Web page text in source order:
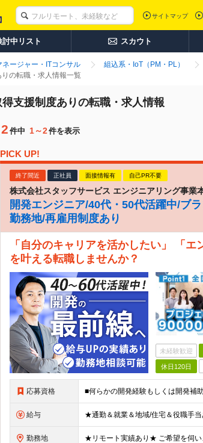
サイトマップ
討中リスト スカウト
ネージャー・ITコンサル 組込系・IoT（PM・PL）
の転職・求人情報一覧
支援制度ありの転職・求人情報
2 件中 1～2件を表示
PICK UP!
終了間近 正社員 面接情報有 自己PR不要
株式会社スタッフサービス エンジニアリング事業
開発エンジニア/40代・50代活躍中/ブ
勤務地/再雇用制度あり
「自分のキャリアを活かしたい」 「
を叶える転職しませんか？
未経験歓迎
休日120日
応募資格
給与
勤務地